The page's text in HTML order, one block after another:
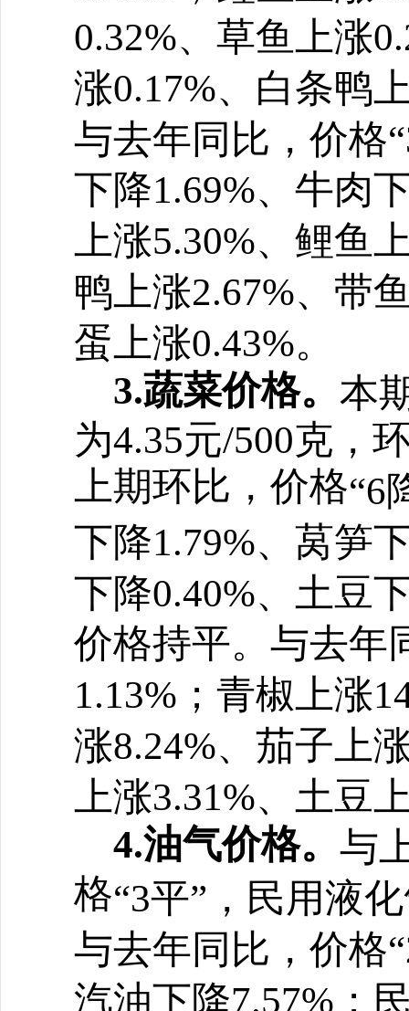
0.32%、草鱼上涨
涨0.17%、白条鸭
与去年同比，价格“
下降1.69%、牛肉
上涨5.30%、鲤鱼
鸭上涨2.67%、带
蛋上涨0.43%。
3.蔬菜价格。 本
为4.35元/500克，
上期环比，价格“6
下降1.79%、莴笋
下降0.40%、土豆
价格持平。与去年
1.13%；青椒上涨
涨8.24%、茄子上
上涨3.31%、土豆
4.油气价格。 与
格“3平” ，民用液
与去年同比，价格“
汽油下降7.57%；